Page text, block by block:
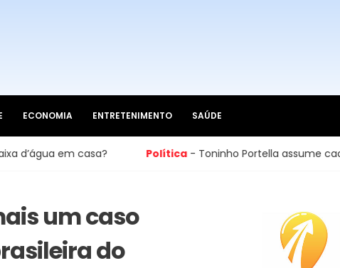
ECONOMIA ENTRETENIMENTO SAÚDE
casa? Política - Toninho Portella assume cadeira na
um caso
do